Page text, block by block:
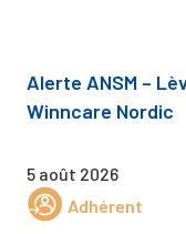
Alerte ANSM –
Winncare Nordic
5 août 2026
Adhérent